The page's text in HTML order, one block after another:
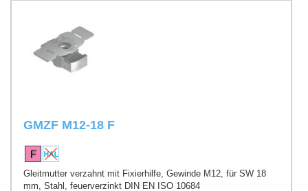
GMZF M12-18 F
Gleitmutter verzahnt mit Fixierhilfe, Gewinde M12, für SW 18
mm, Stahl, feuerverzinkt DIN EN ISO 10684